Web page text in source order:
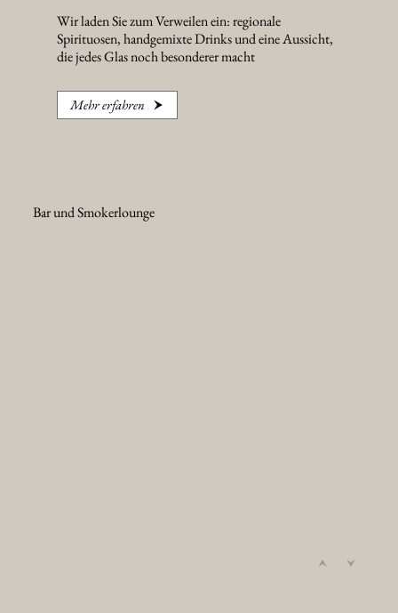
Bar und Smokerlounge
Wir laden Sie zum Verweilen ein: regionale
Spirituosen, handgemixte Drinks und eine Aussicht,
die jedes Glas noch besonderer macht
Mehr erfahren